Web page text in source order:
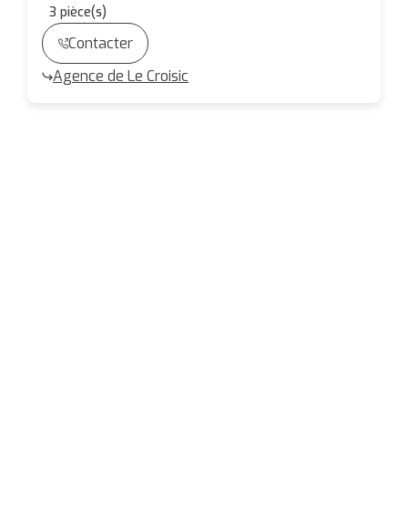
3 pièce(s)
Contacter
Agence de Le Croisic